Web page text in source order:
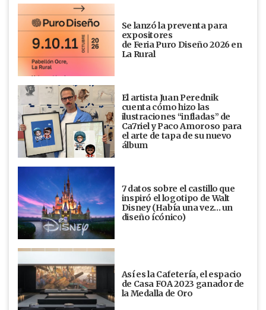
Se lanzó la preventa para
expositores
de Feria Puro Diseño 2026 en
La Rural
El artista Juan Perednik
cuenta cómo hizo las
ilustraciones “infladas” de
Ca7riel y Paco Amoroso para
el arte de tapa de su nuevo
álbum
7 datos sobre el castillo que
inspiró el logotipo de Walt
Disney (Había una vez... un
diseño ícónico)
Así es la Cafetería, el espacio
de Casa FOA 2023 ganador de
la Medalla de Oro